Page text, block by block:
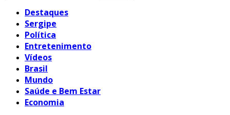
Destaques
Sergipe
Política
Entretenimento
Vídeos
Brasil
Mundo
Saúde e Bem Estar
Economia